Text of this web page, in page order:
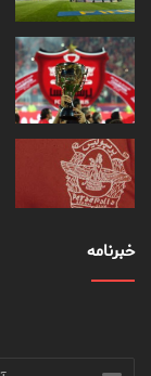
خبرنامه
آدرس